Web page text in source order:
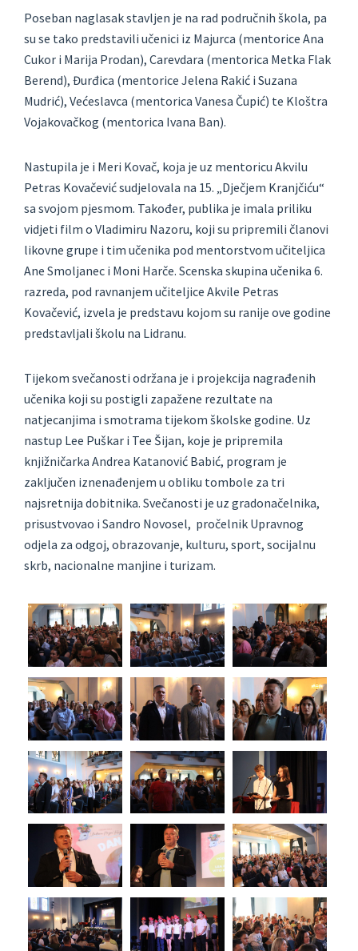
Poseban naglasak stavljen je na rad područnih škola, pa
su se tako predstavili učenici iz Majurca (mentorice Ana
Cukor i Marija Prodan), Carevdara (mentorica Metka Flak
Berend), Đurđica (mentorice Jelena Rakić i Suzana
Mudrić), Većeslavca (mentorica Vanesa Čupić) te Kloštra
Vojakovačkog (mentorica Ivana Ban).
Nastupila je i Meri Kovač, koja je uz mentoricu Akvilu
Petras Kovačević sudjelovala na 15. „Dječjem Kranjčiću“
sa svojom pjesmom. Također, publika je imala priliku
vidjeti film o Vladimiru Nazoru, koji su pripremili članovi
likovne grupe i tim učenika pod mentorstvom učiteljica
Ane Smoljanec i Moni Harče. Scenska skupina učenika 6.
razreda, pod ravnanjem učiteljice Akvile Petras
Kovačević, izvela je predstavu kojom su ranije ove godine
predstavljali školu na Lidranu.
Tijekom svečanosti održana je i projekcija nagrađenih
učenika koji su postigli zapažene rezultate na
natjecanjima i smotrama tijekom školske godine. Uz
nastup Lee Puškar i Tee Šijan, koje je pripremila
knjižničarka Andrea Katanović Babić, program je
zaključen iznenađenjem u obliku tombole za tri
najsretnija dobitnika. Svečanosti je uz gradonačelnika,
prisustvovao i Sandro Novosel, pročelnik Upravnog
odjela za odgoj, obrazovanje, kulturu, sport, socijalnu
skrb, nacionalne manjine i turizam.